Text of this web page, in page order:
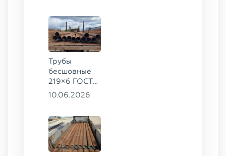
Трубы
бесшовные
219×6 ГОСТ
8732-78, ст.
10.06.2026